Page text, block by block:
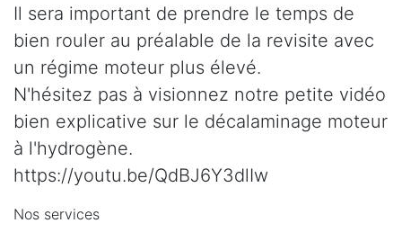
Il sera important de prendre le temps de
bien rouler au préalable de la revisite avec
un régime moteur plus élevé.
N'hésitez pas à visionnez notre petite vidéo
bien explicative sur le décalaminage moteur
à l'hydrogène.
https://youtu.be/QdBJ6Y3dlIw
Nos services